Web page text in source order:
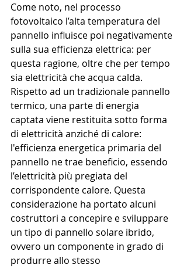
Come noto, nel processo
fotovoltaico l’alta temperatura del
pannello influisce poi negativamente
sulla sua efficienza elettrica: per
questa ragione, oltre che per tempo
sia elettricità che acqua calda.
Rispetto ad un tradizionale pannello
termico, una parte di energia
captata viene restituita sotto forma
di elettricità anziché di calore:
l'efficienza energetica primaria del
pannello ne trae beneficio, essendo
l’elettricità più pregiata del
corrispondente calore. Questa
considerazione ha portato alcuni
costruttori a concepire e sviluppare
un tipo di pannello solare ibrido,
ovvero un componente in grado di
produrre allo stesso